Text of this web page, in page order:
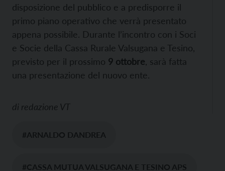
disposizione del pubblico e a predisporre il
primo piano operativo che verrà presentato
appena possibile. Durante l’incontro con i Soci
e Socie della Cassa Rurale Valsugana e Tesino,
previsto per il prossimo 9 ottobre , sarà fatta
una presentazione del nuovo ente.
di redazione VT
#ARNALDO DANDREA
#CASSA MUTUA VALSUGANA E TESINO APS